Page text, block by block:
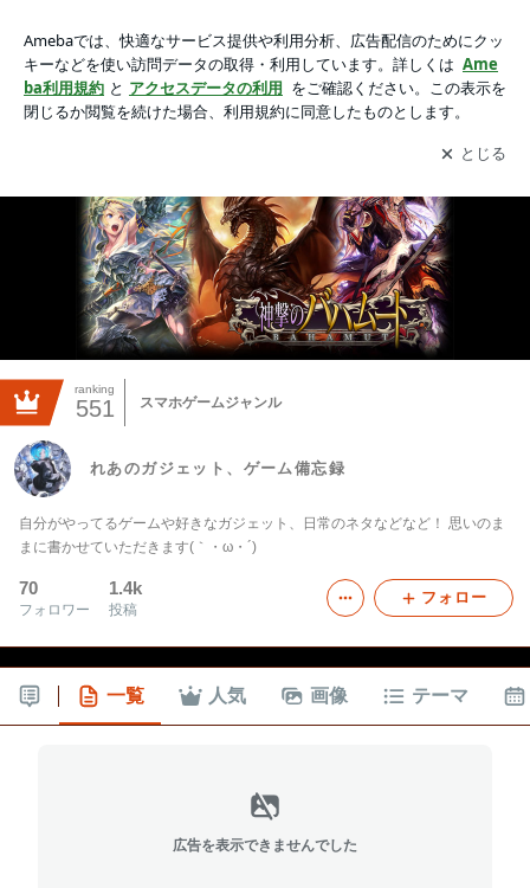
アプリをダウンロードして ブログの更新通知
を受け取りまし
ょう。
開く
ranking
551 スマホゲームジャンル
れあのガジェット、ゲーム備忘録
自分がやってるゲームや好きなガジェット、日常のネタなどなど！ 思いのま
まに書かせていただきます(｀・ω・´)
70
フォロワー
1.4k
投稿
フォロー
一覧 人気 画像 テーマ
広告を表示できませんでした